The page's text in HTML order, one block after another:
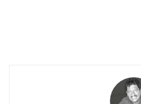
Buena tarde taurina en